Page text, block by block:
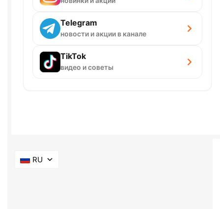
Telegram
новости и акции в канале
TikTok
видео и советы
RU